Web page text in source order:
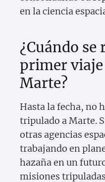
en la ciencia
¿Cuándo se
primer
Marte?
Hasta la fecha, no
tripulado a Marte.
otras agencias
trabajando en
hazaña en un
misiones